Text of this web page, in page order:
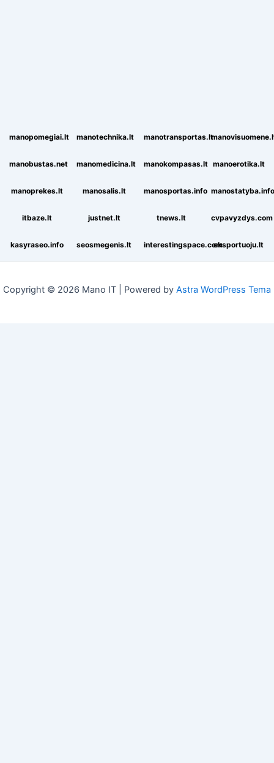
manopomegiai.lt manotechnika.lt manotransportas.lt
manobustas.net manomedicina.lt manokompasas.lt manoerotika.lt
manoprekes.lt manosalis.lt manosportas.info manostatyba.info
itbaze.lt justnet.lt tnews.lt cvpavyzdys.com
kasyraseo.info seosmegenis.lt interestingspace.comeksportuoju.lt
Copyright © 2026 Mano IT | Powered by Astra WordPress Tema